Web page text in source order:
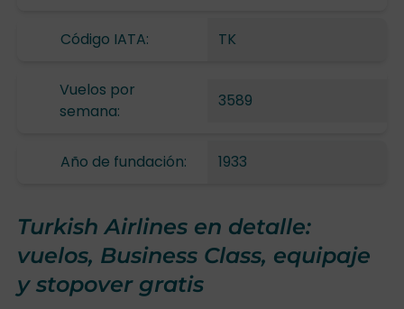
Código IATA: TK
Vuelos por
semana:
3589
Año de fundación: 1933
Turkish Airlines en detalle:
vuelos, Business Class, equipaje
y stopover gratis